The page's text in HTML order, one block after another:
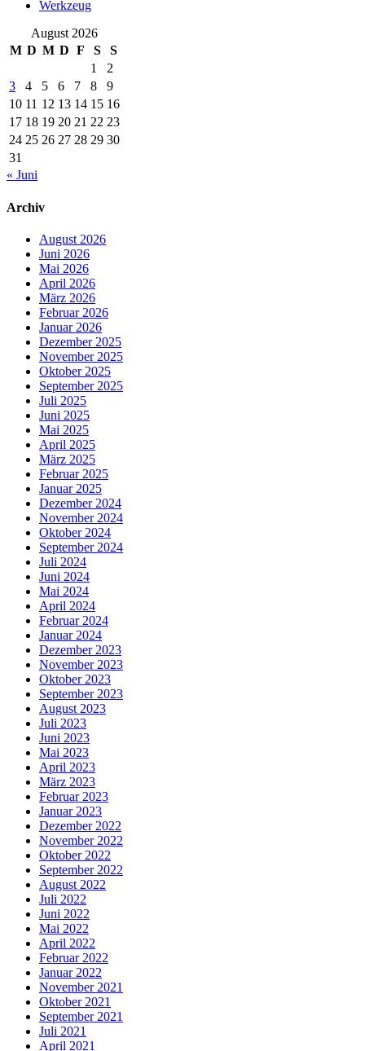
Werkzeug
August 2026
M D M D F S
S
1
2
3
4 5 6 7 8
9
10 11 12 13 14 15 16
17 18 19 20 21 22 23
24 25 26 27 28 29 30
31
« Juni
Archiv
August 2026
Juni 2026
Mai 2026
April 2026
März 2026
Februar 2026
Januar 2026
Dezember 2025
November 2025
Oktober 2025
September 2025
Juli 2025
Juni 2025
Mai 2025
April 2025
März 2025
Februar 2025
Januar 2025
Dezember 2024
November 2024
Oktober 2024
September 2024
Juli 2024
Juni 2024
Mai 2024
April 2024
Februar 2024
Januar 2024
Dezember 2023
November 2023
Oktober 2023
September 2023
August 2023
Juli 2023
Juni 2023
Mai 2023
April 2023
März 2023
Februar 2023
Januar 2023
Dezember 2022
November 2022
Oktober 2022
September 2022
August 2022
Juli 2022
Juni 2022
Mai 2022
April 2022
Februar 2022
Januar 2022
November 2021
Oktober 2021
September 2021
Juli 2021
April 2021